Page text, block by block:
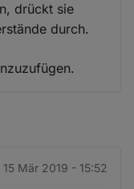
drückt sie
durch.
15 Mär 2019 - 15:52